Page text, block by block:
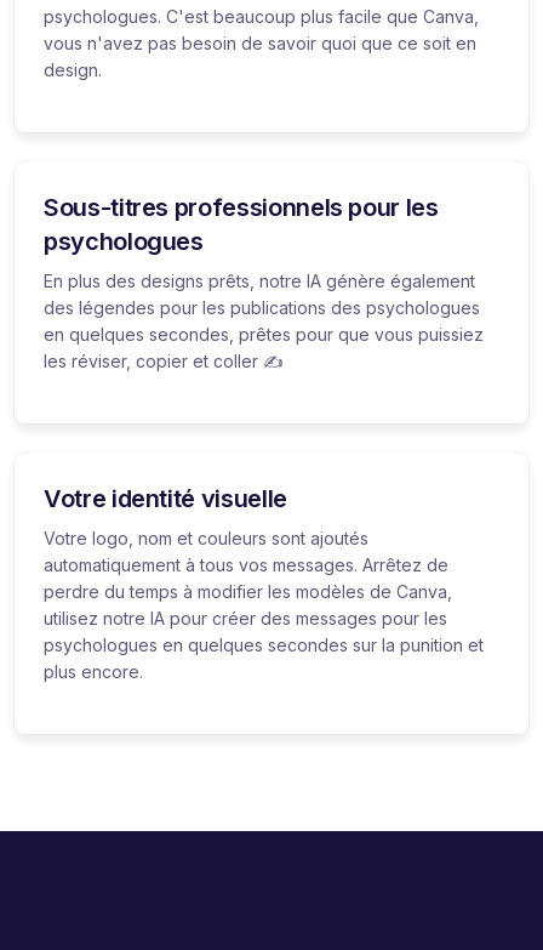
psychologues. C'est beaucoup plus facile que Canva,
vous n'avez pas besoin de savoir quoi que ce soit en
design.
Sous-titres professionnels pour les
psychologues
En plus des designs prêts, notre IA génère également
des légendes pour les publications des psychologues
en quelques secondes, prêtes pour que vous puissiez
les réviser, copier et coller ✍️
Votre identité visuelle
Votre logo, nom et couleurs sont ajoutés
automatiquement à tous vos messages. Arrêtez de
perdre du temps à modifier les modèles de Canva,
utilisez notre IA pour créer des messages pour les
psychologues en quelques secondes sur la punition et
plus encore.